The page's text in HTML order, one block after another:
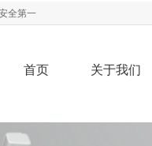
全第一
首页 关于我们